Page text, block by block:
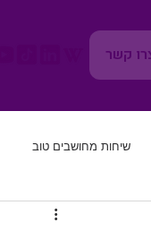
קשר
שיחות מחושבים טוב